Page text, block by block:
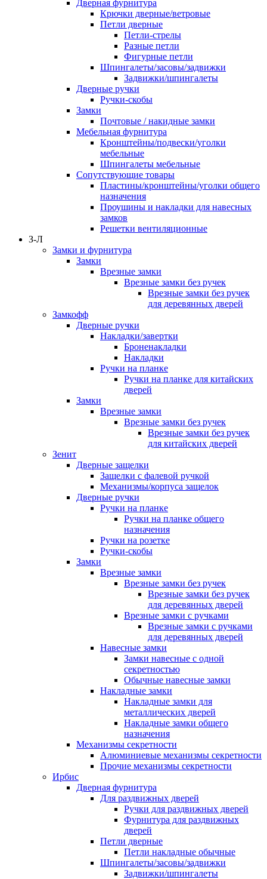
Дверная фурнитура
Крючки дверные/ветровые
Петли дверные
Петли-стрелы
Разные петли
Фигурные петли
Шпингалеты/засовы/задвижки
Задвижки/шпингалеты
Дверные ручки
Ручки-скобы
Замки
Почтовые / накидные замки
Мебельная фурнитура
Кронштейны/подвески/уголки
мебельные
Шпингалеты мебельные
Сопутствующие товары
Пластины/кронштейны/уголки общего
назначения
Проушины и накладки для навесных
замков
Решетки вентиляционные
З-Л
Замки и фурнитура
Замки
Врезные замки
Врезные замки без ручек
Врезные замки без ручек
для деревянных дверей
Замкофф
Дверные ручки
Накладки/завертки
Броненакладки
Накладки
Ручки на планке
Ручки на планке для китайских
дверей
Замки
Врезные замки
Врезные замки без ручек
Врезные замки без ручек
для китайских дверей
Зенит
Дверные защелки
Защелки с фалевой ручкой
Механизмы/корпуса защелок
Дверные ручки
Ручки на планке
Ручки на планке общего
назначения
Ручки на розетке
Ручки-скобы
Замки
Врезные замки
Врезные замки без ручек
Врезные замки без ручек
для деревянных дверей
Врезные замки с ручками
Врезные замки с ручками
для деревянных дверей
Навесные замки
Замки навесные с одной
секретностью
Обычные навесные замки
Накладные замки
Накладные замки для
металлических дверей
Накладные замки общего
назначения
Механизмы секретности
Алюминиевые механизмы секретности
Прочие механизмы секретности
Ирбис
Дверная фурнитура
Для раздвижных дверей
Ручки для раздвижных дверей
Фурнитура для раздвижных
дверей
Петли дверные
Петли накладные обычные
Шпингалеты/засовы/задвижки
Задвижки/шпингалеты